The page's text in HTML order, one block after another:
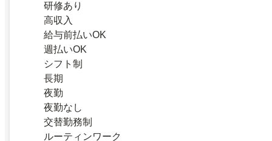
研修あり
高収入
給与前払いOK
週払いOK
シフト制
長期
夜勤
夜勤なし
交替勤務制
ルーティンワーク